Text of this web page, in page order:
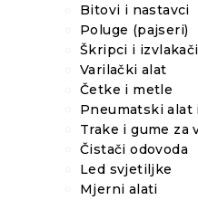
Bitovi i nastavci
Poluge (pajseri)
Škripci i izvlakači
Varilački alat
Četke i metle
Pneumatski alat
Trake i gume za
Čistači odovoda
Led svjetiljke
Mjerni alati